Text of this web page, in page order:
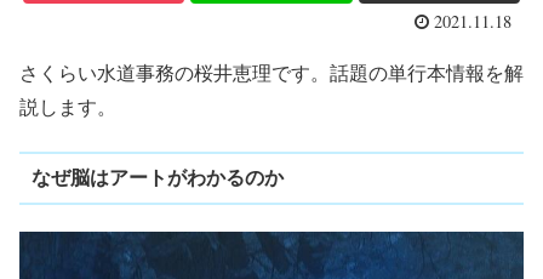
2021.11.18
さくらい水道事務の桜井恵理です。話題の単行本情報を解
説します。
なぜ脳はアートがわかるのか